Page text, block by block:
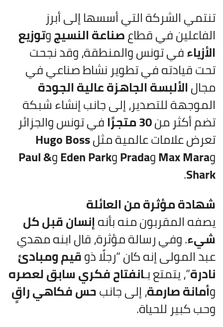
تنتمي الشركة التي أسسها إلى أبرز
الفاعلين في قطاعصناعة النسيجوتوزيع
الأزياءفي تونس والمنطقة، وقد نجحت
تحت قيادته في تطوير نشاط صناعي في
مجالالألبسة الجاهزة عالية الجودة
الموجهة للتصدير، إلى جانب إنشاء شبكة
تضم أكثر من30 متجرًا في تونس والجزائر
تعرض علامات عالمية مثلHugo Boss
وMax MaraوPradaوEden ParkوPaul &
Shark
.
شهادة مؤثرة من العائلة
يصفه المقربون منه بأنهإنسان قبل كل
شيء. وفي رسالة مؤثرة، قال ابنه مهدي
عبد المولى إنه كان “رجلًا ذوقيم ومبادئ
نادرة”، يتمتع بـانفتاح فكري سابق لعصره
وأمانة صارمة، إلى جانبحس فكاهي راقٍ
وحب كبير للحياة.